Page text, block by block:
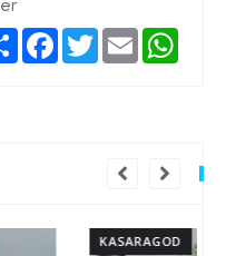
ShareFacebook
TwitterEmail